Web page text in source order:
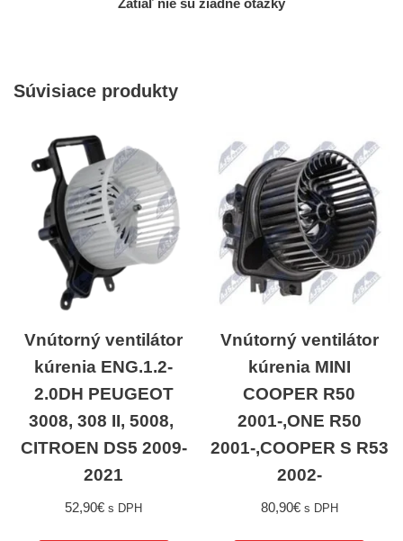
Zatiaľ nie sú žiadne otázky
Súvisiace produkty
Vnútorný ventilátor
kúrenia ENG.1.2-
2.0DH PEUGEOT
3008, 308 II, 5008,
CITROEN DS5 2009-
2021
52,90€ s DPH
Vnútorný ventilátor
kúrenia MINI
COOPER R50
2001-,ONE R50
2001-,COOPER S R53
2002-
80,90€ s DPH